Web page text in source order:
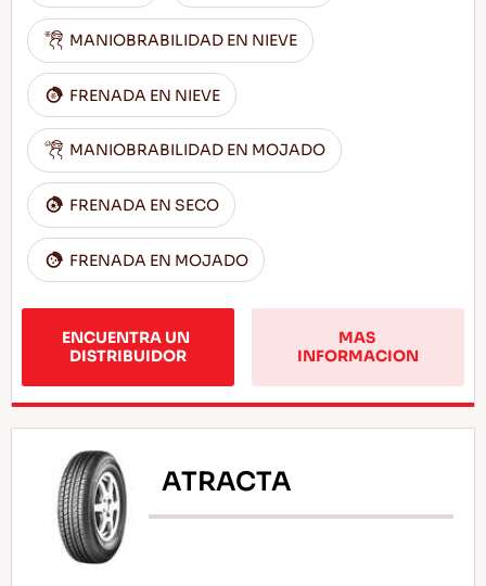
MANIOBRABILIDAD EN NIEVE
FRENADA EN NIEVE
MANIOBRABILIDAD EN MOJADO
FRENADA EN SECO
FRENADA EN MOJADO
ENCUENTRA UN
DISTRIBUIDOR
MAS
INFORMACION
ATRACTA